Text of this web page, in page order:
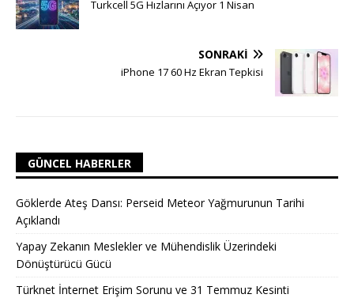
Turkcell 5G Hızlarını Açıyor 1 Nisan
SONRAKI
iPhone 17 60 Hz Ekran Tepkisi
GÜNCEL HABERLER
Göklerde Ateş Dansı: Perseid Meteor Yağmurunun Tarihi
Açıklandı
Yapay Zekanın Meslekler ve Mühendislik Üzerindeki
Dönüştürücü Gücü
Türknet İnternet Erişim Sorunu ve 31 Temmuz Kesinti